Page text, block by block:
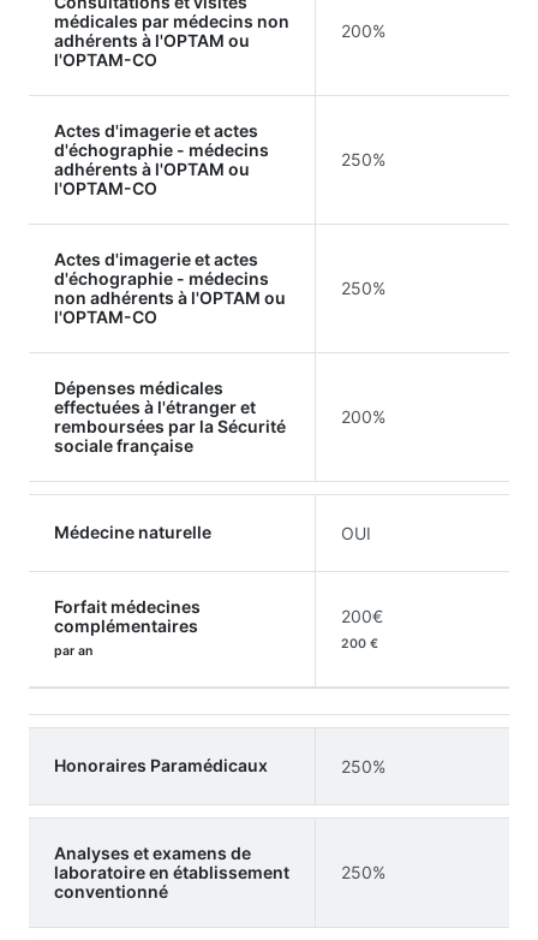
médicales par médecins non
adhérents à l'OPTAM ou
l'OPTAM-CO
200%
Actes d'imagerie et actes
d'échographie - médecins
adhérents à l'OPTAM ou
l'OPTAM-CO
250%
Actes d'imagerie et actes
d'échographie - médecins
non adhérents à l'OPTAM ou
l'OPTAM-CO
250%
Dépenses médicales
effectuées à l'étranger et
remboursées par la Sécurité
sociale française
200%
Médecine naturelle OUI
Forfait médecines
complémentaires
par an
200€
200 €
Honoraires Paramédicaux 250%
Analyses et examens de
laboratoire en établissement
conventionné
250%